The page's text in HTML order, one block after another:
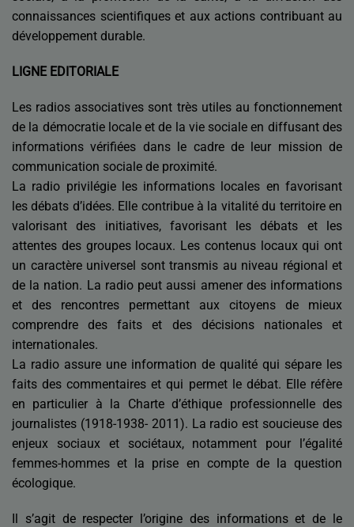
connaissances scientifiques et aux actions contribuant au
développement durable.
LIGNE EDITORIALE
Les radios associatives sont très utiles au fonctionnement
de la démocratie locale et de la vie sociale en diffusant des
informations vérifiées dans le cadre de leur mission de
communication sociale de proximité.
La radio privilégie les informations locales en favorisant
les débats d’idées. Elle contribue à la vitalité du territoire en
valorisant des initiatives, favorisant les débats et les
attentes des groupes locaux. Les contenus locaux qui ont
un caractère universel sont transmis au niveau régional et
de la nation. La radio peut aussi amener des informations
et des rencontres permettant aux citoyens de mieux
comprendre des faits et des décisions nationales et
internationales.
La radio assure une information de qualité qui sépare les
faits des commentaires et qui permet le débat. Elle réfère
en particulier à la Charte d’éthique professionnelle des
journalistes (1918-1938- 2011). La radio est soucieuse des
enjeux sociaux et sociétaux, notamment pour l’égalité
femmes-hommes et la prise en compte de la question
écologique.
Il s’agit de respecter l’origine des informations et de le